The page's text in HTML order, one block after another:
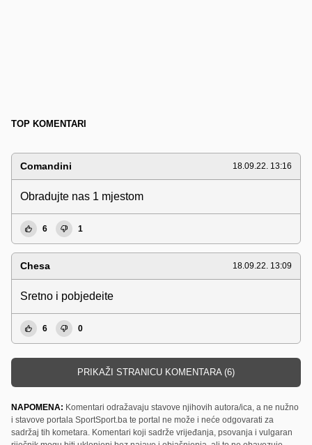
TOP KOMENTARI
Comandini 18.09.22. 13:16
Obradujte nas 1 mjestom
6 1
Chesa 18.09.22. 13:09
Sretno i pobjedeite
6 0
PRIKAŽI STRANICU KOMENTARA (6)
NAPOMENA: Komentari odražavaju stavove njihovih autora/ica, a ne nužno
i stavove portala SportSport.ba te portal ne može i neće odgovarati za
sadržaj tih kometara. Komentari koji sadrže vrijeđanja, psovanja i vulgaran